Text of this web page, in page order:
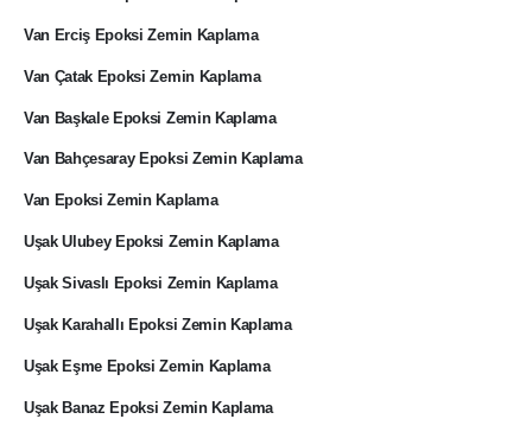
Van Erciş Epoksi Zemin Kaplama
Van Çatak Epoksi Zemin Kaplama
Van Başkale Epoksi Zemin Kaplama
Van Bahçesaray Epoksi Zemin Kaplama
Van Epoksi Zemin Kaplama
Uşak Ulubey Epoksi Zemin Kaplama
Uşak Sivaslı Epoksi Zemin Kaplama
Uşak Karahallı Epoksi Zemin Kaplama
Uşak Eşme Epoksi Zemin Kaplama
Uşak Banaz Epoksi Zemin Kaplama